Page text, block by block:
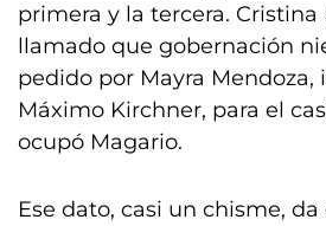
primera y la tercera.
llamado que gobernación
pedido por Mayra Mendoza,
Máximo Kirchner, para el
ocupó Magario.
Ese dato, casi un chisme,